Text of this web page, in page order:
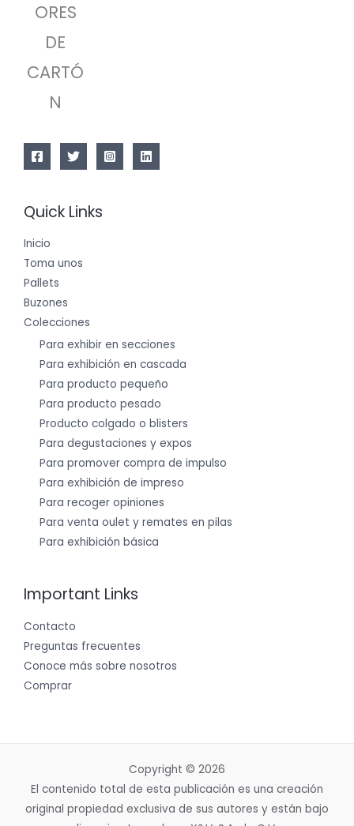
ORES
DE
CARTÓ
N
Quick Links
Inicio
Toma unos
Pallets
Buzones
Colecciones
Para exhibir en secciones
Para exhibición en cascada
Para producto pequeño
Para producto pesado
Producto colgado o blisters
Para degustaciones y expos
Para promover compra de impulso
Para exhibición de impreso
Para recoger opiniones
Para venta oulet y remates en pilas
Para exhibición básica
Important Links
Contacto
Preguntas frecuentes
Conoce más sobre nosotros
Comprar
Copyright © 2026
El contenido total de esta publicación es una creación
original propiedad exclusiva de sus autores y están bajo